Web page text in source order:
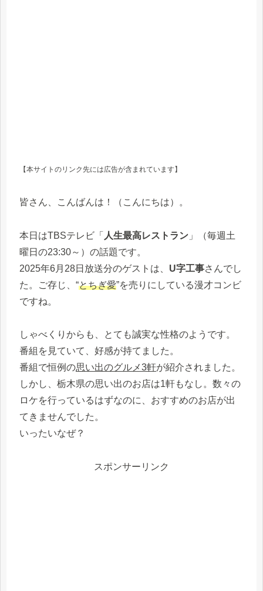
【本サイトのリンク先には広告が含まれています】
皆さん、こんばんは！（こんにちは）。
本日はTBSテレビ「 人生最高レストラン 」（毎週土
曜日の23:30～）の話題です。
2025年6月28日放送分のゲストは、 U字工事さんでし
た。ご存じ、“とちぎ愛”を売りにしている漫才コンビ
ですね。
しゃべくりからも、とても誠実な性格のようです。
番組を見ていて、好感が持てました。
番組で恒例の思い出のグルメ3軒が紹介されました。
しかし、栃木県の思い出のお店は1軒もなし。数々の
ロケを行っているはずなのに、おすすめのお店が出
てきませんでした。
いったいなぜ？
スポンサーリンク